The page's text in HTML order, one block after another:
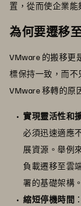
置，從而使企業能
為何要遷移
VMware 的搬移更
標保持一致，而
VMware 移轉的原
實現靈活性和
必須迅速適應
展資源。舉例
負載遷移至雲
署的基礎架構。
縮短停機時間